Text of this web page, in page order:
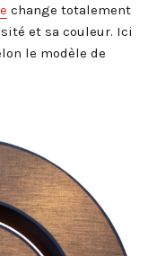
change totalement
et sa couleur. Ici
le modèle de